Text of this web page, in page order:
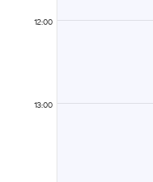
12:00
13:00